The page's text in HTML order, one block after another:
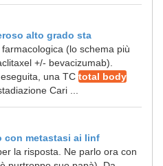
alto grado sta
farmacologica (lo schema più
+/- bevacizumab).
una TC total body
Cari ...
con metastasi ai linf
la risposta. Ne parlo ora con